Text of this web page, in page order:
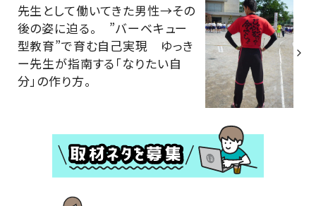
先生として働いてきた男性→その
後の姿に迫る。 ”バーベキュー
型教育”で育む自己実現 ゆっき
ー先生が指南する「なりたい自
分」の作り方。